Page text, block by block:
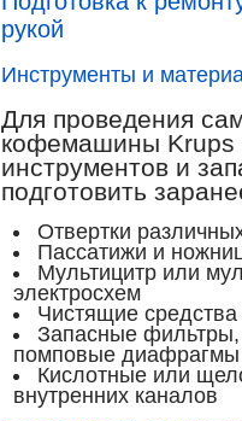
рукой
Инструменты и
Для проведения
кофемашины Krups
инструментов и
подготовить
Отвертки
Пассатижи и
Мультицитр или
электросхем
Чистящие
Запасные фильтры,
помповые диафрагмы
Кислотные или
внутренних каналов